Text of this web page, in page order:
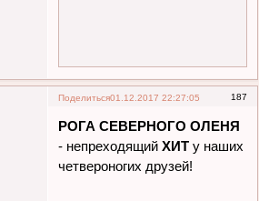
Поделиться 187
01.12.2017 22:27:05
РОГА СЕВЕРНОГО ОЛЕНЯ
- непреходящийХИТ у наших
четвероногих друзей!